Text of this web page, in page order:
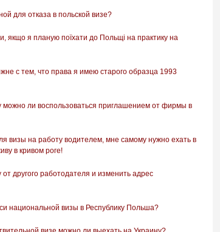
для отказа в польской визе?
якщо я планую поїхати до Польщі на практику на
с тем, что права я имею старого образца 1993
ли воспользоваться приглашением от фирмы в
на работу водителем, мне самому нужно ехать в
в кривом роге!
другого работодателя и изменить адрес
национальной визы в Республику Польша?